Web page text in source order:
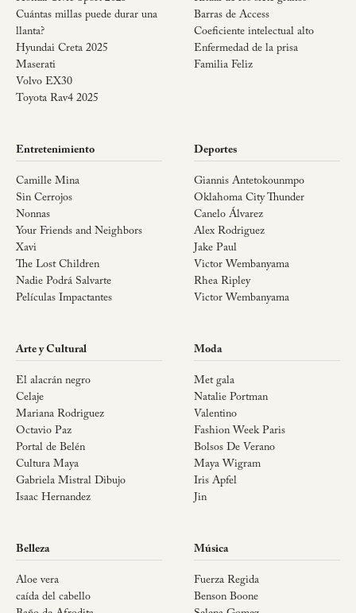
Cuántas millas puede durar una
llanta?
Hyundai Creta 2025
Maserati
Volvo EX30
Toyota Rav4 2025
Barras de Access
Coeficiente intelectual alto
Enfermedad de la prisa
Familia Feliz
Entretenimiento
Camille Mina
Sin Cerrojos
Nonnas
Your Friends and Neighbors
Xavi
The Lost Children
Nadie Podrá Salvarte
Películas Impactantes
Deportes
Giannis Antetokounmpo
Oklahoma City Thunder
Canelo Álvarez
Alex Rodriguez
Jake Paul
Victor Wembanyama
Rhea Ripley
Victor Wembanyama
Arte y Cultural
El alacrán negro
Celaje
Mariana Rodriguez
Octavio Paz
Portal de Belén
Cultura Maya
Gabriela Mistral Dibujo
Isaac Hernandez
Moda
Met gala
Natalie Portman
Valentino
Fashion Week Paris
Bolsos De Verano
Maya Wigram
Iris Apfel
Jin
Belleza
Aloe vera
caída del cabello
Música
Fuerza Regida
Benson Boone